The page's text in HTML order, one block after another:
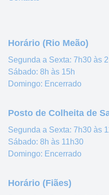
Horário (Rio Meão)
Segunda a Sexta: 7h30 às
Sábado: 8h às 15h
Domingo: Encerrado
Posto de Colheita de
Segunda a Sexta: 7h30 às
Sábado: 8h às 11h30
Domingo: Encerrado
Horário (Fiães)